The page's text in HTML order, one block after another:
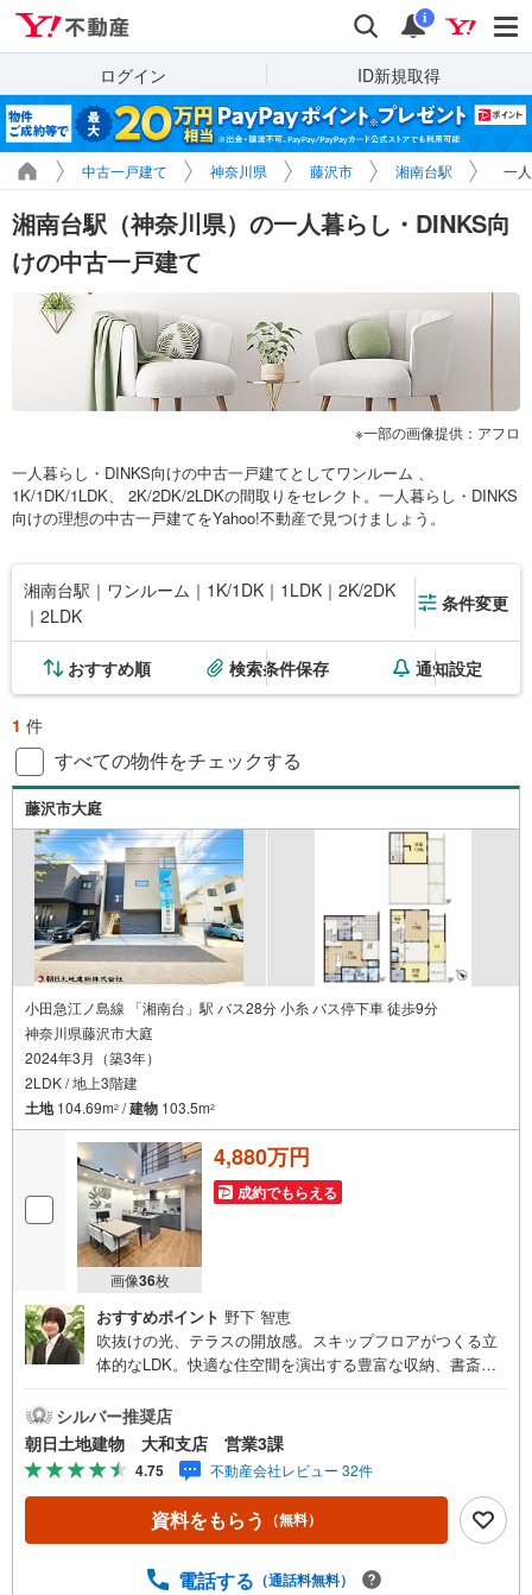
検索 通知
i
ログイン ID新規取得
中古一戸建て 神奈川県 藤沢市 湘南台駅 一
湘南台駅（神奈川県）の一人暮らし・DINKS向
けの中古一戸建て
一部の画像提供：アフロ
一人暮らし・DINKS向けの中古一戸建てとしてワンルーム 、
1K/1DK/1LDK、 2K/2DK/2LDKの間取りをセレクト。一人暮らし・DINKS
向けの理想の中古一戸建てをYahoo!不動産で見つけましょう。
湘南台駅｜ワンルーム｜1K/1DK｜1LDK｜2K/2DK
｜2LDK
条件変更
おすすめ順 検索条件保存 通知設定
1 件
すべての物件をチェックする
藤沢市大庭
小田急江ノ島線 「湘南台」駅 バス28分 小糸 バス停下車 徒歩9分
神奈川県藤沢市大庭
2024年3月（築3年）
2LDK / 地上3階建
土地104.69m2 /建物 103.5m2
画像36枚
4,880万円
成約でもらえる
おすすめポイント 野下 智恵
吹抜けの光、テラスの開放感。スキップフロアがつくる立
体的なLDK。快適な住空間を演出する豊富な収納、書斎や
想を凝縮したオンリーワンの住まいです。不動産は1点モ
ノ！気になる物件はお早めにお問い合わせください。ご見
学予約は【室内・現地を見学する（無料）】からご予約い
ただくか、【電話する（無料）】よりお電話いただけます
とスムーズです。■ご案内方法ご自宅へお迎え、最寄り駅等
でお待ち合わせなど、お気軽にご相談ください。周辺環
他、各種ローンのご相談もお気軽にどうぞ！・自己資金は
シルバー推奨店
朝日土地建物 大和支店 営業3課
4.75 不動産会社レビュー 32件
資料をもらう （無料）
電話する （通話料無料）